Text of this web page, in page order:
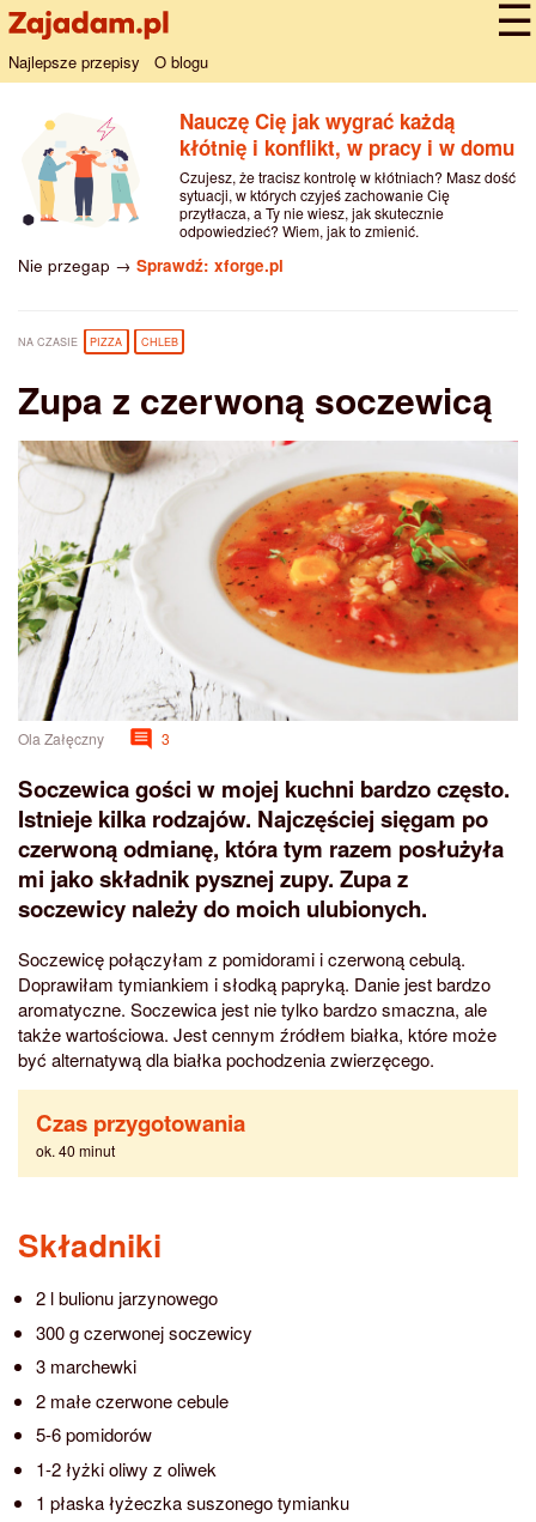
Najlepsze przepisy O blogu
Nauczę Cię jak wygrać każdą
kłótnię i konflikt, w pracy i w domu
Czujesz, że tracisz kontrolę w kłótniach? Masz dość
sytuacji, w których czyjeś zachowanie Cię
przytłacza, a Ty nie wiesz, jak skutecznie
odpowiedzieć? Wiem, jak to zmienić.
Nie przegap → Sprawdź: xforge.pl
NA CZASIE PIZZA CHLEB
Zupa z czerwoną soczewicą
Ola Załęczny 3
Soczewica gości w mojej kuchni bardzo często.
Istnieje kilka rodzajów. Najczęściej sięgam po
czerwoną odmianę, która tym razem posłużyła
mi jako składnik pysznej zupy. Zupa z
soczewicy należy do moich ulubionych.
Soczewicę połączyłam z pomidorami i czerwoną cebulą.
Doprawiłam tymiankiem i słodką papryką. Danie jest bardzo
aromatyczne. Soczewica jest nie tylko bardzo smaczna, ale
także wartościowa. Jest cennym źródłem białka, które może
być alternatywą dla białka pochodzenia zwierzęcego.
Czas przygotowania
ok. 40 minut
Składniki
2 l bulionu jarzynowego
300 g czerwonej soczewicy
3 marchewki
2 małe czerwone cebule
5-6 pomidorów
1-2 łyżki oliwy z oliwek
1 płaska łyżeczka suszonego tymianku